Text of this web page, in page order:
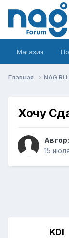
Магазин
Главная
Хочу
Автор:
15
KDI